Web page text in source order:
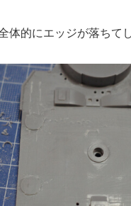
体的にエッジが落ちて